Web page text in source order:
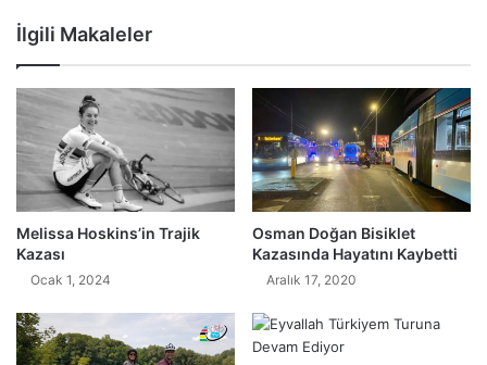
İlgili Makaleler
Melissa Hoskins’in Trajik
Kazası
Ocak 1, 2024
Osman Doğan Bisiklet
Kazasında Hayatını Kaybetti
Aralık 17, 2020